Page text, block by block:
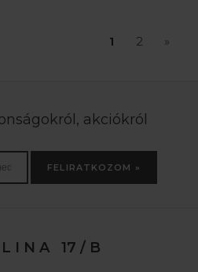
1 2 »
akciókról
FELIRATKOZOM »
L I N A 17 / B